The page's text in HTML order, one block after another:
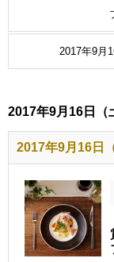
2017年9月
2017年9月16日（
2017年9月16日